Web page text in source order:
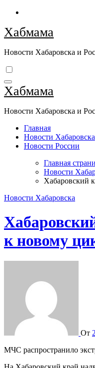
Перейти
содержимому
Хабмама
Новости Хабаровска и
Хабмама
Новости Хабаровска и
Главная
Новости Хабаровска
Новости России
Главная
Новости
Хабаровский
Новости Хабаровска
к новому
От
МЧС распространило